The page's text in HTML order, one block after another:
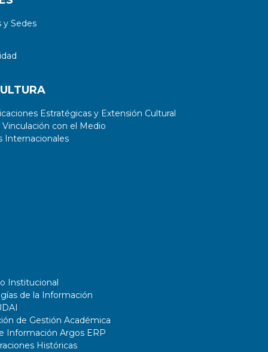
Sedes
Estratégicas y Extensión Cultural
con el Medio
Internacionales
Institucional
de la Información
de Gestión Académica
Información Argos ERP
Históricas